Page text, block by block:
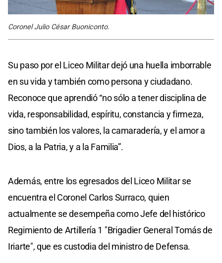
Coronel Julio César Buoniconto.
Su paso por el Liceo Militar dejó una huella imborrable
en su vida y también como persona y ciudadano.
Reconoce que aprendió “no sólo a tener disciplina de
vida, responsabilidad, espíritu, constancia y firmeza,
sino también los valores, la camaradería, y el amor a
Dios, a la Patria, y a la Familia”.
Además, entre los egresados del Liceo Militar se
encuentra el Coronel Carlos Surraco, quien
actualmente se desempeña como Jefe del histórico
Regimiento de Artillería 1 "Brigadier General Tomás de
Iriarte", que es custodia del ministro de Defensa.